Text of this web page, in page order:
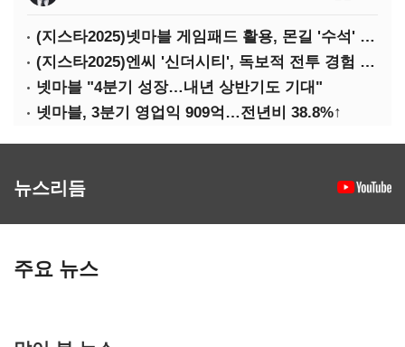
(지스타2025)넷마블 게임패드 활용, 몬길 '수석' 7대죄 '차석'
(지스타2025)엔씨 '신더시티', 독보적 전투 경험 필요
넷마블 "4분기 성장…내년 상반기도 기대"
넷마블, 3분기 영업익 909억…전년비 38.8%↑
뉴스리듬
주요 뉴스